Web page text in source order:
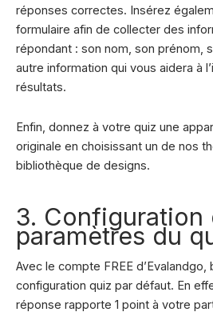
réponses correctes. Insérez
formulaire afin de collecter des
répondant : son nom, son prénom,
autre information qui vous aidera à
résultats.
Enfin, donnez à votre quiz une
originale en choisissant un de nos
bibliothèque de designs.
3. Configuration
paramètres du
Avec le compte FREE d’Evalandgo,
configuration quiz par défaut. En
réponse rapporte 1 point à votre